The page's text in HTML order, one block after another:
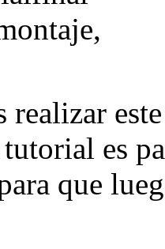
realizar
tutorial es
que